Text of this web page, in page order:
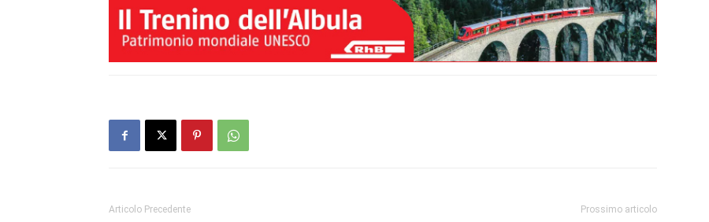
Articolo Precedente Prossimo articolo